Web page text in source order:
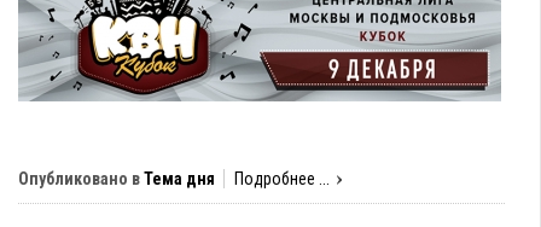
Опубликовано вТема дня Подробнее ...